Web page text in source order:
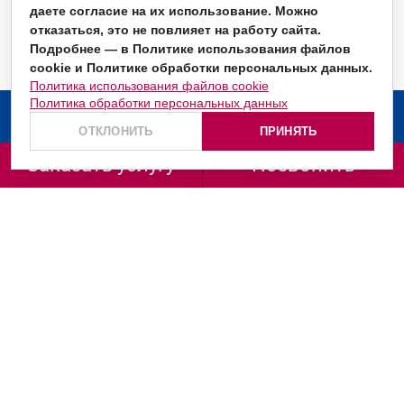
Заказать услугу Позвонить
О компании
даете согласие на их использование. Можно
отказаться, это не повлияет на работу сайта.
Подробнее — в Политике использования файлов
cookie и Политике обработки персональных данных.
Политика использования файлов cookie
Политика обработки персональных данных
ОТКЛОНИТЬ ПРИНЯТЬ